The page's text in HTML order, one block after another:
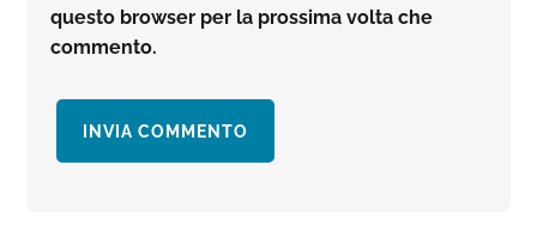
questo browser per la prossima volta che
commento.